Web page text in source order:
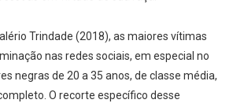
Trindade (2018), as maiores vítimas
nas redes sociais, em especial no
negras de 20 a 35 anos, de classe média,
O recorte específico desse